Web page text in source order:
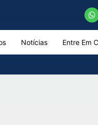
Notícias Entre Em